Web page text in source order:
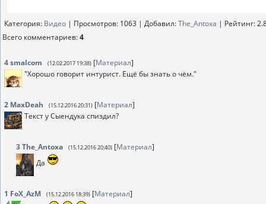
Категория: Видео | Просмотров: 1063 | Добавил:The_Antoxa | Рейтинг:
Всего комментариев:4
4smalcom (12.02.2017 19:38) [Материал]
"Хорошо говорит интурист. Ещё бы знать о чём."
2 MaxDeah (15.12.2016 20:31) [Материал]
Текст у Сыендука спиздил?
3The_Antoxa (15.12.2016 20:40) [Материал]
Да
1 FoX_AzM (15.12.2016 18:39) [Материал]